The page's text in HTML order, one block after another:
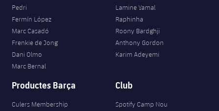
Pedri
Fermín López
Marc Casadó
Frenkie de Jong
Dani Olmo
Marc Bernal
Lamine Yamal
Raphinha
Roony Bardghji
Anthony Gordon
Karim Adeyemi
Productes Barça
Culers Membership
Club
Spotify Camp Nou